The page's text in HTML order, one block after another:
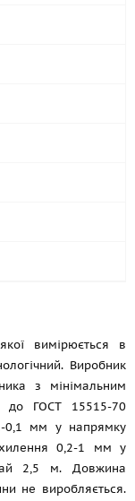
вимірюється в
Виробник
з мінімальним
до ГОСТ 15515-70
0,1 мм у напрямку
0,2-1 мм у
2,5 м. Довжина
не виробляється.